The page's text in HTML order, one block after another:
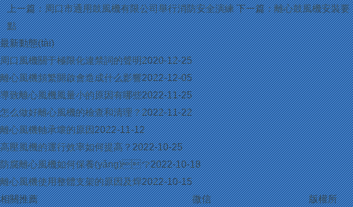
上一篇：周口市通用鼓風機有限公司舉行消防安全演練下一篇：離心鼓風機安裝要
點
最新動態(tài)
周口風機關于極限化違禁詞的聲明2020-12-25
離心風機頻繁開啟會造成什么影響2022-12-05
導致離心風機風量小的原因有哪些2022-11-25
怎么做好離心風機的檢查和清理？2022-11-22
離心風機軸承壞的原因2022-11-12
高壓風機的運行效率如何提高？2022-10-25
防腐離心風機如何保養(yǎng)？2022-10-18
離心風機使用整體支架的原因及焊2022-10-15
相關推薦
微信
版權所